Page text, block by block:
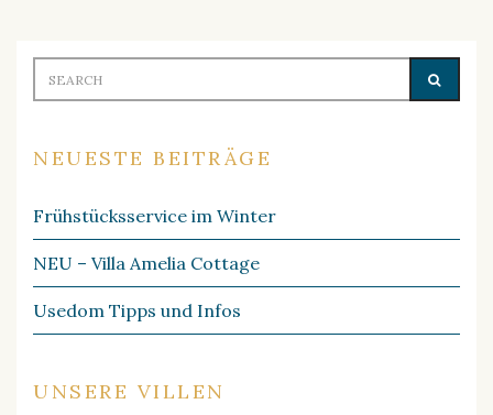
Search
for:
NEUESTE BEITRÄGE
Frühstücksservice im Winter
NEU – Villa Amelia Cottage
Usedom Tipps und Infos
UNSERE VILLEN